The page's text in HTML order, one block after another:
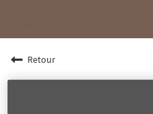
Retour